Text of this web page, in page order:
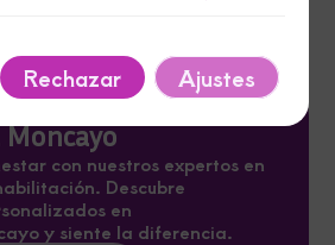
con nuestros expertos en
Descubre
en
y siente la diferencia.
Rechazar Ajustes